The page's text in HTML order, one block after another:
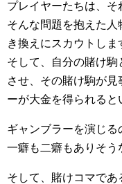
プレイヤーたちは、そ
そんな問題を抱えた人
き換えにスカウトしま
そして、自分の賭け
させ、その賭け駒が
ーが大金を得られると
ギャンブラーを演じる
一癖も二癖もありそう
そして、賭けコマで